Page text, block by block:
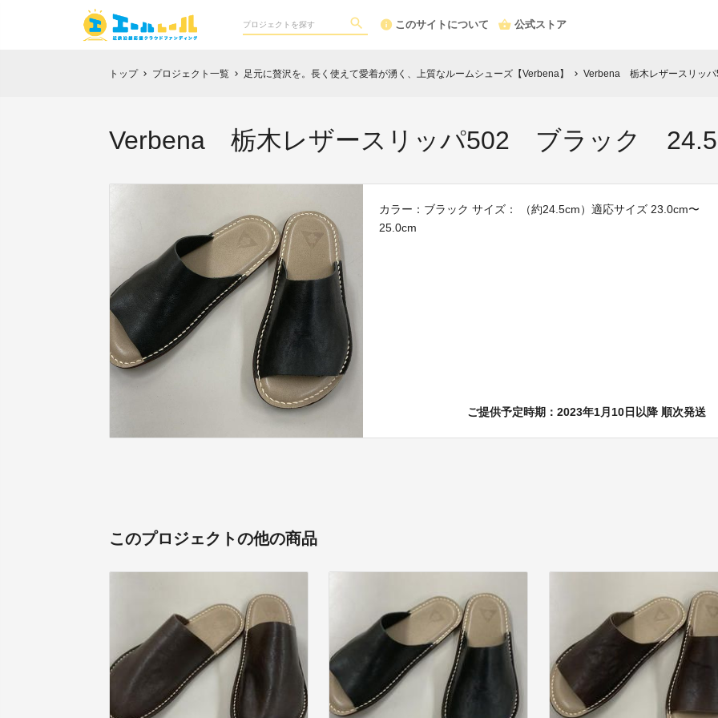
このサイトについて 公式ストア
トップ chevron_right プロジェクト一覧 chevron_right 足元に贅沢を。長く使えて愛着が湧く、上質なルームシューズ【Verbena】 chevron_right Verbena 栃木レザースリッ
Verbena 栃木レザースリッパ502 ブラック
カラー：ブラック サイズ： （約24.5cm）適応サイズ 23.0cm〜
25.0cm
ご提供予定時期：2023年1月10日以降 順次発送
このプロジェクトの他の商品